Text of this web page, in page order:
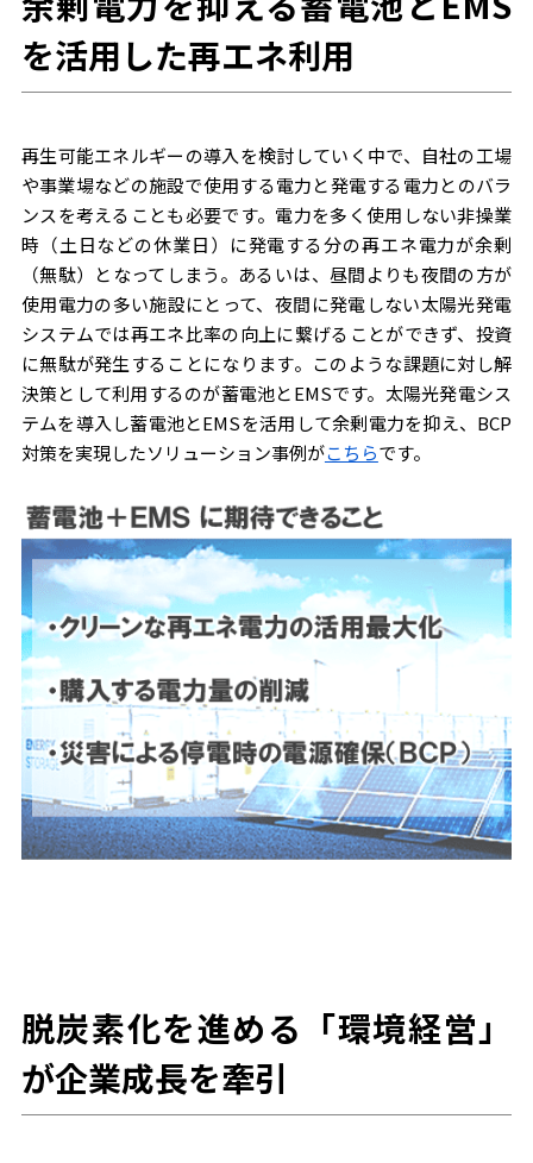
を活用した再エネ利用
再生可能エネルギーの導入を検討していく中で、自社の工場
や事業場などの施設で使用する電力と発電する電力とのバラ
ンスを考えることも必要です。電力を多く使用しない非操業
時（土日などの休業日）に発電する分の再エネ電力が余剰
（無駄）となってしまう。あるいは、昼間よりも夜間の方が
使用電力の多い施設にとって、夜間に発電しない太陽光発電
システムでは再エネ比率の向上に繋げることができず、投資
に無駄が発生することになります。このような課題に対し解
決策として利用するのが蓄電池とEMSです。太陽光発電シス
テムを導入し蓄電池とEMSを活用して余剰電力を抑え、BCP
対策を実現したソリューション事例がこちらです。
脱炭素化を進める「環境経営」
が企業成長を牽引